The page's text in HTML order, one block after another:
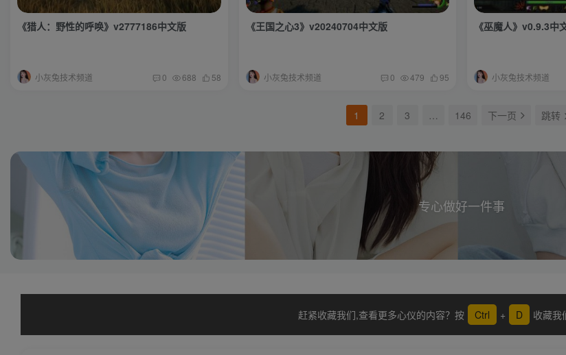
《猎人：野性的呼唤》v2777186中文版
小灰兔技术频道 0 688 58
《王国之心3》v20240704中文版
小灰兔技术频道 0 479 95
《巫魔人》v0.9.3中
小灰兔技术频道
1 2 3 … 146 下一页 跳转
专心做好一件事
赶紧收藏我们,查看更多心仪的内容？按 Ctrl + D 收藏我